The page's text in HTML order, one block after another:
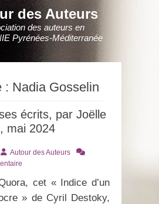
des Auteurs
des auteurs en
Pyrénées-Méditerranée
: Nadia Gosselin
écrits, par Joëlle
mai 2024
AuteurAutour des Auteurs
cet « Indice d’un
» de Cyril Destoky,